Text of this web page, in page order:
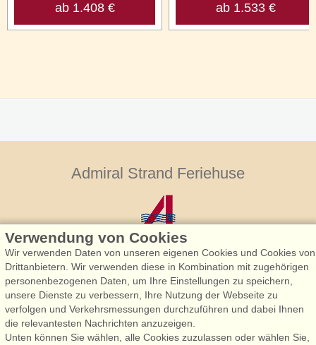
ab 1.408 € ab 1.533 €
Admiral Strand Feriehuse
Admiral Strand Feriehuse, Lønne
Houstrupvej 170, Lønne
6830 Nørre Nebel
booking@admiralstrand.com
Verwendung von Cookies
Wir verwenden Daten von unseren eigenen Cookies und Cookies von
Drittanbietern. Wir verwenden diese in Kombination mit zugehörigen
personenbezogenen Daten, um Ihre Einstellungen zu speichern,
unsere Dienste zu verbessern, Ihre Nutzung der Webseite zu
verfolgen und Verkehrsmessungen durchzuführen und dabei Ihnen
die relevantesten Nachrichten anzuzeigen.
Unten können Sie wählen, alle Cookies zuzulassen oder wählen Sie,